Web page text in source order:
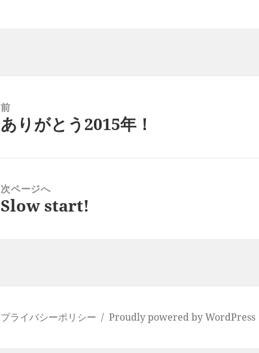
前
前
ありがとう2015年！
次ページへ
次
Slow start!
プライバシーポリシー Proudly powered by WordPress